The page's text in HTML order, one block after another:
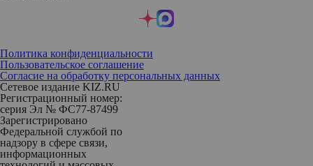
Политика конфиденциальности
Пользовательское соглашение
Согласие на обработку персональных данных
Сетевое издание KIZ.RU
Регистрационный номер:
серия Эл № ФС77-87499
Зарегистрировано
Федеральной службой по
надзору в сфере связи,
информационных